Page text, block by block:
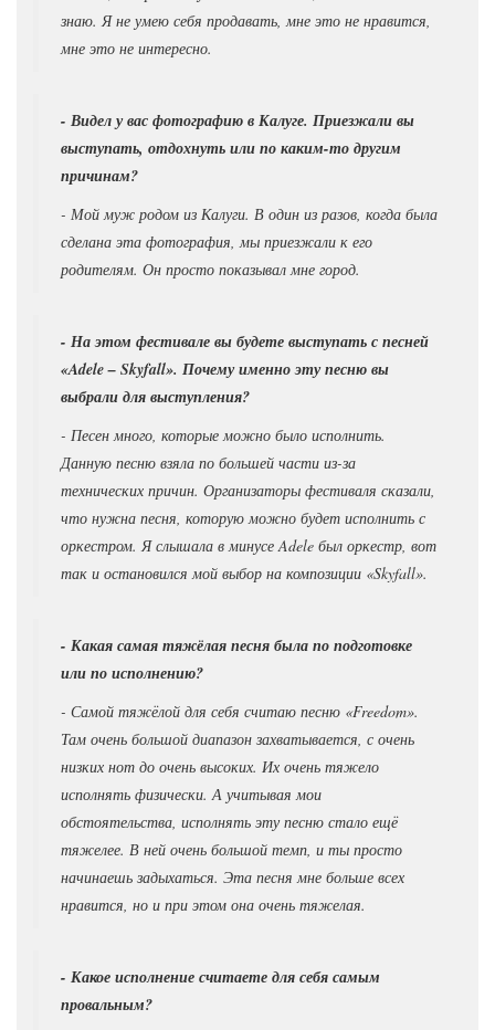
знаю. Я не умею себя продавать, мне это не нравится,
мне это не интересно.
- Видел у вас фотографию в Калуге. Приезжали вы
выступать, отдохнуть или по каким-то другим
причинам?
- Мой муж родом из Калуги. В один из разов, когда была
сделана эта фотография, мы приезжали к его
родителям. Он просто показывал мне город.
- На этом фестивале вы будете выступать с песней
«Adele– Skyfall». Почему именно эту песню вы
выбрали для выступления?
- Песен много, которые можно было исполнить.
Данную песню взяла по большей части из-за
технических причин. Организаторы фестиваля сказали,
что нужна песня, которую можно будет исполнить с
оркестром. Я слышала в минусе Adele был оркестр, вот
так и остановился мой выбор на композиции «Skyfall».
- Какая самая тяжёлая песня была по подготовке
или по исполнению?
- Самой тяжёлой для себя считаю песню «Freedom».
Там очень большой диапазон захватывается, с очень
низких нот до очень высоких. Их очень тяжело
исполнять физически. А учитывая мои
обстоятельства, исполнять эту песню стало ещё
тяжелее. В ней очень большой темп, и ты просто
начинаешь задыхаться. Эта песня мне больше всех
нравится, но и при этом она очень тяжелая.
- Какое исполнение считаете для себя самым
провальным?